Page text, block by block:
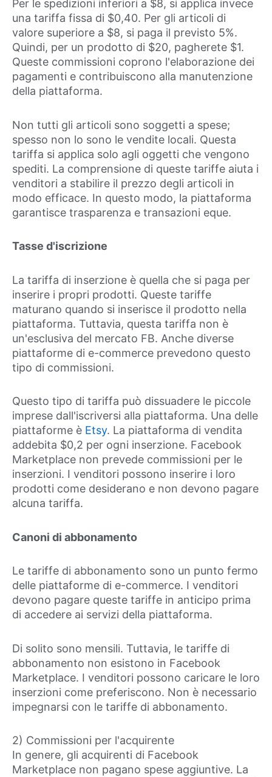
Per le spedizioni inferiori a $8, si applica invece
una tariffa fissa di $0,40. Per gli articoli di
valore superiore a $8, si paga il previsto 5%.
Quindi, per un prodotto di $20, pagherete $1.
Queste commissioni coprono l'elaborazione dei
pagamenti e contribuiscono alla manutenzione
della piattaforma.
Non tutti gli articoli sono soggetti a spese;
spesso non lo sono le vendite locali. Questa
tariffa si applica solo agli oggetti che vengono
spediti. La comprensione di queste tariffe aiuta i
venditori a stabilire il prezzo degli articoli in
modo efficace. In questo modo, la piattaforma
garantisce trasparenza e transazioni eque.
Tasse d'iscrizione
La tariffa di inserzione è quella che si paga per
inserire i propri prodotti. Queste tariffe
maturano quando si inserisce il prodotto nella
piattaforma. Tuttavia, questa tariffa non è
un'esclusiva del mercato FB. Anche diverse
piattaforme di e-commerce prevedono questo
tipo di commissioni.
Questo tipo di tariffa può dissuadere le piccole
imprese dall'iscriversi alla piattaforma. Una delle
piattaforme è Etsy. La piattaforma di vendita
addebita $0,2 per ogni inserzione. Facebook
Marketplace non prevede commissioni per le
inserzioni. I venditori possono inserire i loro
prodotti come desiderano e non devono pagare
alcuna tariffa.
Canoni di abbonamento
Le tariffe di abbonamento sono un punto fermo
delle piattaforme di e-commerce. I venditori
devono pagare queste tariffe in anticipo prima
di accedere ai servizi della piattaforma.
Di solito sono mensili. Tuttavia, le tariffe di
abbonamento non esistono in Facebook
Marketplace. I venditori possono caricare le loro
inserzioni come preferiscono. Non è necessario
impegnarsi con le tariffe di abbonamento.
2) Commissioni per l'acquirente
In genere, gli acquirenti di Facebook
Marketplace non pagano spese aggiuntive. La